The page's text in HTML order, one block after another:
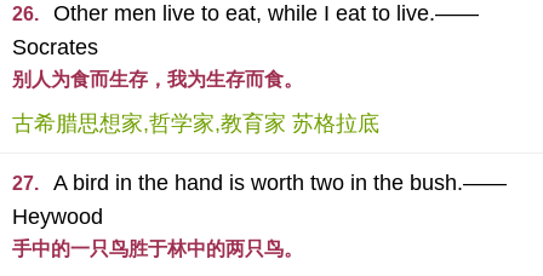
26.
Other men live to eat, while I eat to live.——
Socrates
别人为食而生存，我为生存而食。
古希腊思想家,哲学家,教育家 苏格拉底
27.
A bird in the hand is worth two in the bush.——
Heywood
手中的一只鸟胜于林中的两只鸟。